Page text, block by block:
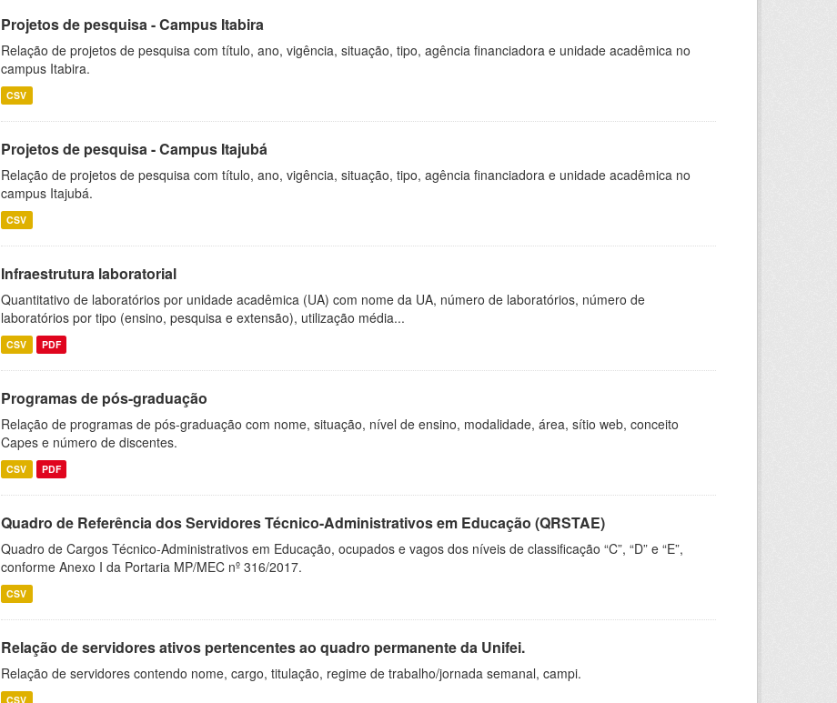
Projetos de pesquisa - Campus Itabira
Relação de projetos de pesquisa com título, ano, vigência, situação, tipo, agência financiadora e unidade acadêmica no
campus Itabira.
CSV
Projetos de pesquisa - Campus Itajubá
Relação de projetos de pesquisa com título, ano, vigência, situação, tipo, agência financiadora e unidade acadêmica no
campus Itajubá.
CSV
Infraestrutura laboratorial
Quantitativo de laboratórios por unidade acadêmica (UA) com nome da UA, número de laboratórios, número de
laboratórios por tipo (ensino, pesquisa e extensão), utilização média...
CSV PDF
Programas de pós-graduação
Relação de programas de pós-graduação com nome, situação, nível de ensino, modalidade, área, sítio web, conceito
Capes e número de discentes.
CSV PDF
Quadro de Referência dos Servidores Técnico-Administrativos em Educação (QRSTAE)
Quadro de Cargos Técnico-Administrativos em Educação, ocupados e vagos dos níveis de classificação “C”, “D” e “E”,
conforme Anexo I da Portaria MP/MEC nº 316/2017.
CSV
Relação de servidores ativos pertencentes ao quadro permanente da Unifei.
Relação de servidores contendo nome, cargo, titulação, regime de trabalho/jornada semanal, campi.
CSV